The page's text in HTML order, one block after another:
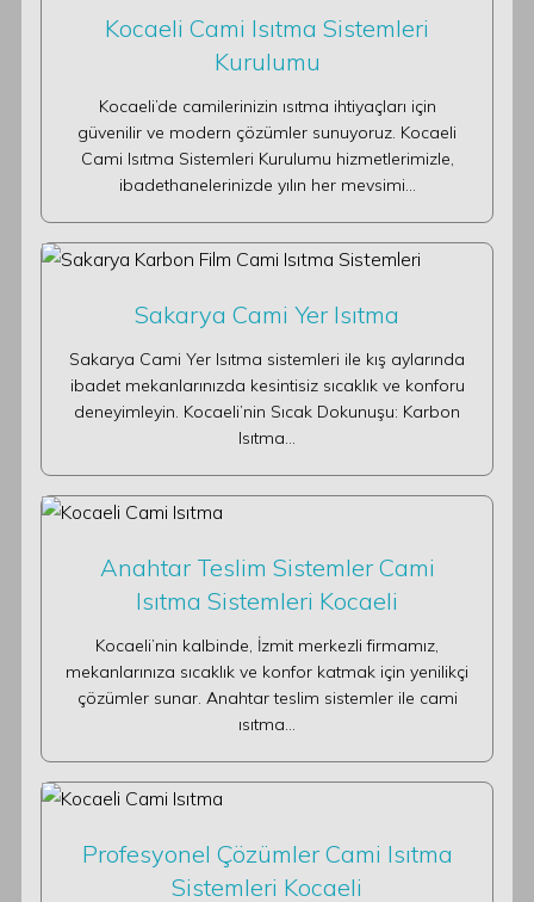
Kocaeli Cami Isıtma Sistemleri
Kurulumu
Kocaeli’de camilerinizin ısıtma ihtiyaçları için
güvenilir ve modern çözümler sunuyoruz. Kocaeli
Cami Isıtma Sistemleri Kurulumu hizmetlerimizle,
ibadethanelerinizde yılın her mevsimi…
Sakarya Cami Yer Isıtma
Sakarya Cami Yer Isıtma sistemleri ile kış aylarında
ibadet mekanlarınızda kesintisiz sıcaklık ve konforu
deneyimleyin. Kocaeli’nin Sıcak Dokunuşu: Karbon
Isıtma…
Anahtar Teslim Sistemler Cami
Isıtma Sistemleri Kocaeli
Kocaeli’nin kalbinde, İzmit merkezli firmamız,
mekanlarınıza sıcaklık ve konfor katmak için yenilikçi
çözümler sunar. Anahtar teslim sistemler ile cami
ısıtma…
Profesyonel Çözümler Cami Isıtma
Sistemleri Kocaeli